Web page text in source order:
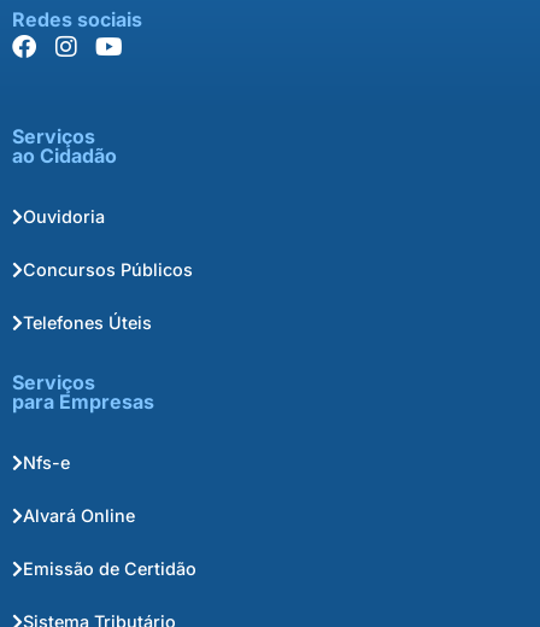
Redes sociais
Serviços
ao Cidadão
Ouvidoria
Concursos Públicos
Telefones Úteis
Serviços
para Empresas
Nfs-e
Alvará Online
Emissão de Certidão
Sistema Tributário